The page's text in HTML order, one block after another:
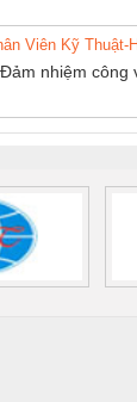
Viên Kỹ Thuật-
nhiệm công